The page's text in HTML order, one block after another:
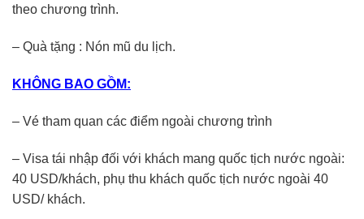
theo chương trình.
– Quà tặng : Nón mũ du lịch.
KHÔNG BAO GỒM:
– Vé tham quan các điểm ngoài chương trình
– Visa tái nhập đối với khách mang quốc tịch nước ngoài:
40 USD/khách, phụ thu khách quốc tịch nước ngoài 40
USD/ khách.